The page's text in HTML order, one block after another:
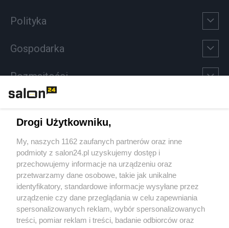
Polityka
Gospodarka
Rozmaitości
Sport
Społeczeństwo
Kultura
Drogi Użytkowniku,
My, naszych 1162 zaufanych partnerów oraz inne
podmioty z salon24.pl uzyskujemy dostęp i
przechowujemy informacje na urządzeniu oraz
przetwarzamy dane osobowe, takie jak unikalne
identyfikatory, standardowe informacje wysyłane przez
urządzenie czy dane przeglądania w celu zapewniania
spersonalizowanych reklam, wybór spersonalizowanych
treści, pomiar reklam i treści, badanie odbiorców oraz